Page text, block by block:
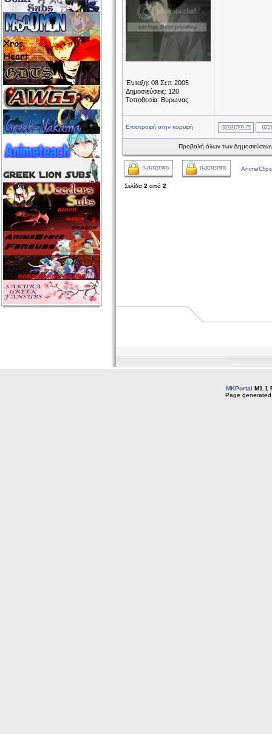
Ένταξη: 08 Σεπ 2005
Δημοσιεύσεις: 120
Τοποθεσία: Βυρωνας
Επιστροφή στην κορυφή
Προβολή όλων των
Σελίδα 2 από 2
MKPortal M1.1
Page